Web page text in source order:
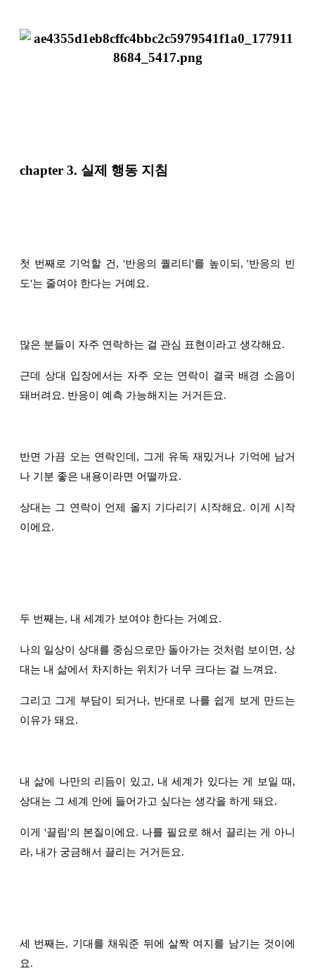
chapter 3. 실제 행동 지침
첫 번째로 기억할 건, '반응의 퀄리티'를 높이되, '반응의 빈
도'는 줄여야 한다는 거예요.
많은 분들이 자주 연락하는 걸 관심 표현이라고 생각해요.
근데 상대 입장에서는 자주 오는 연락이 결국 배경 소음이
돼버려요. 반응이 예측 가능해지는 거거든요.
반면 가끔 오는 연락인데, 그게 유독 재밌거나 기억에 남거
나 기분 좋은 내용이라면 어떨까요.
상대는 그 연락이 언제 올지 기다리기 시작해요. 이게 시작
이에요.
두 번째는, 내 세계가 보여야 한다는 거예요.
나의 일상이 상대를 중심으로만 돌아가는 것처럼 보이면, 상
대는 내 삶에서 차지하는 위치가 너무 크다는 걸 느껴요.
그리고 그게 부담이 되거나, 반대로 나를 쉽게 보게 만드는
이유가 돼요.
내 삶에 나만의 리듬이 있고, 내 세계가 있다는 게 보일 때,
상대는 그 세계 안에 들어가고 싶다는 생각을 하게 돼요.
이게 '끌림'의 본질이에요. 나를 필요로 해서 끌리는 게 아니
라, 내가 궁금해서 끌리는 거거든요.
세 번째는, 기대를 채워준 뒤에 살짝 여지를 남기는 것이에
요.